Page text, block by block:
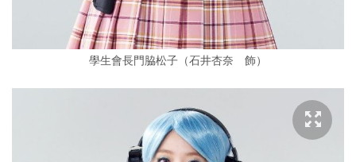
學生會長門脇松子（石井杏奈 飾）